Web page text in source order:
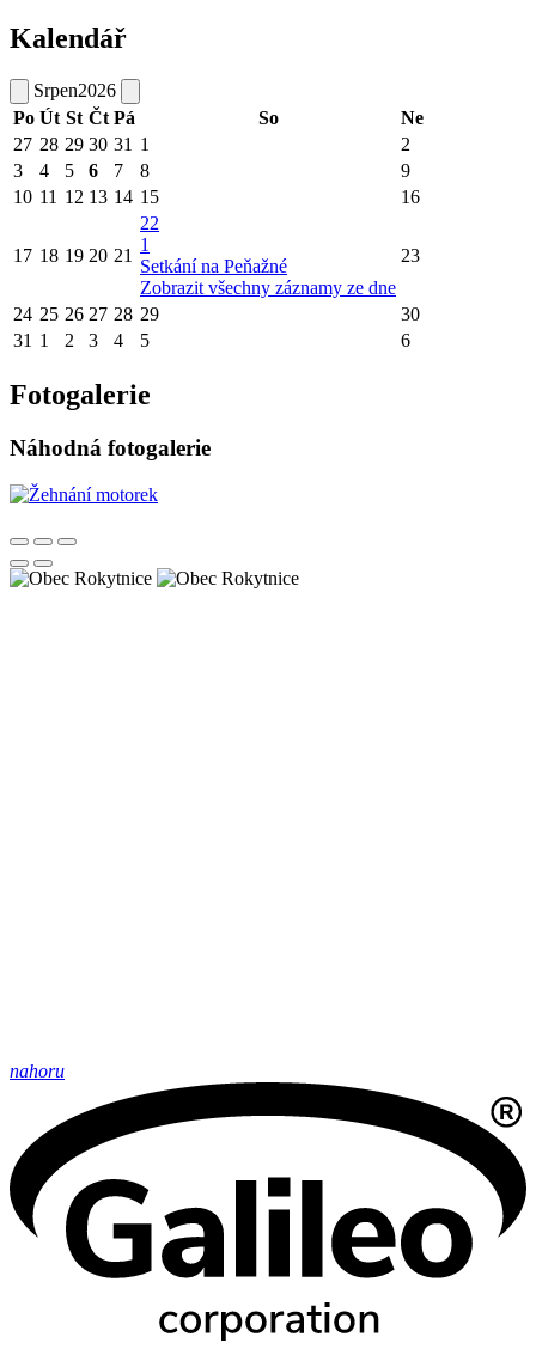
Kalendář
Srpen2026
Po Út St Čt Pá So
Ne
27 28 29 30 31 1
2
3
4 5 6 7 8
9
10 11 12 13 14 15 16
17 18 19 20 21
22
1
Setkání na Peňažné
Zobrazit všechny záznamy ze dne
23
24 25 26 27 28 29
30
31 1 2 3 4 5 6
Fotogalerie
Náhodná fotogalerie
nahoru